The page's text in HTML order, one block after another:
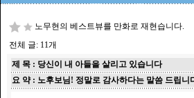
노무현의 베스트뷰를 만화로 재현습니다.
전체 글: 11개
제 목 : 당신이 내 아들을 살리고 있습니다
요 약 : 노후보님! 정말로 감사하다는 말씀 드립